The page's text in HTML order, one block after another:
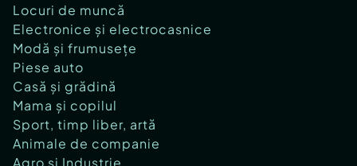
Locuri de muncă
Electronice și electrocasnice
Modă și frumusețe
Piese auto
Casă și grădină
Mama și copilul
Sport, timp liber, artă
Animale de companie
Agro și Industrie